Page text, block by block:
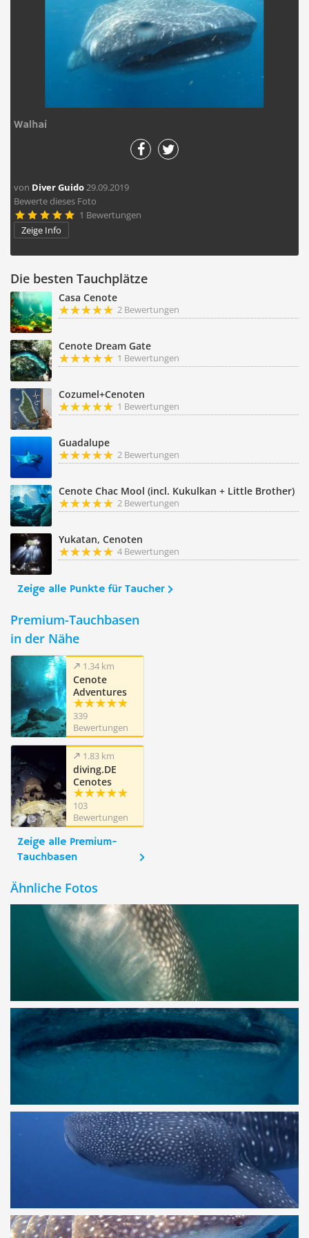
Walhai
von Diver Guido29.09.2019
Bewerte dieses Foto
     1 Bewertungen
Zeige Info
Die besten Tauchplätze
Casa Cenote
2 Bewertungen
Cenote Dream Gate
1 Bewertungen
Cozumel+Cenoten
1 Bewertungen
Guadalupe
2 Bewertungen
Cenote Chac Mool (incl. Kukulkan + Little Brother)
2 Bewertungen
Yukatan, Cenoten
4 Bewertungen
Zeige alle Punkte für Taucher
Premium-Tauchbasen
in der Nähe
1.34 km
Cenote
Adventures
339
Bewertungen
1.83 km
diving.DE
Cenotes
(Cenote-
Diving.Com)
103
Bewertungen
Zeige alle Premium-
Tauchbasen
Ähnliche Fotos